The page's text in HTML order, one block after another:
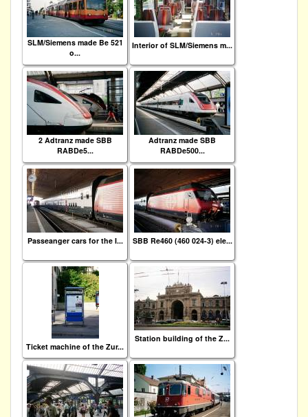
SLM/Siemens made Be 521
o...
Interior of SLM/Siemens m...
2 Adtranz made SBB
RABDe5...
Adtranz made SBB
RABDe500...
Passeanger cars for the I... SBB Re460 (460 024-3) ele...
Ticket machine of the Zur...
Station building of the Z...